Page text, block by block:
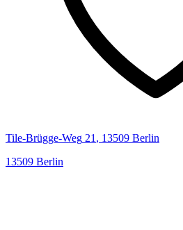
Tile-Brügge-Weg 21 , 13509 Berlin
13509 Berlin